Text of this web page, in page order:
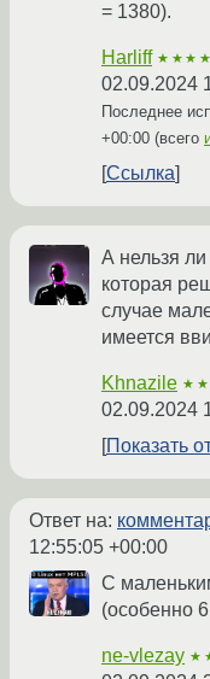
= 1380).
Harliff
02.09.2024
Последнее
+00:00 (всего
Ссылка
А нельзя
которая
случае
имеется
Khnazile
02.09.2024
Показать
Ответ на:
12:55:05 +00:00
С
(особенно
ne-vlezay